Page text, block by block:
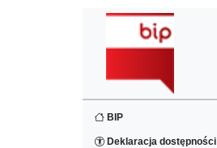
BIP
Deklaracja dostępności